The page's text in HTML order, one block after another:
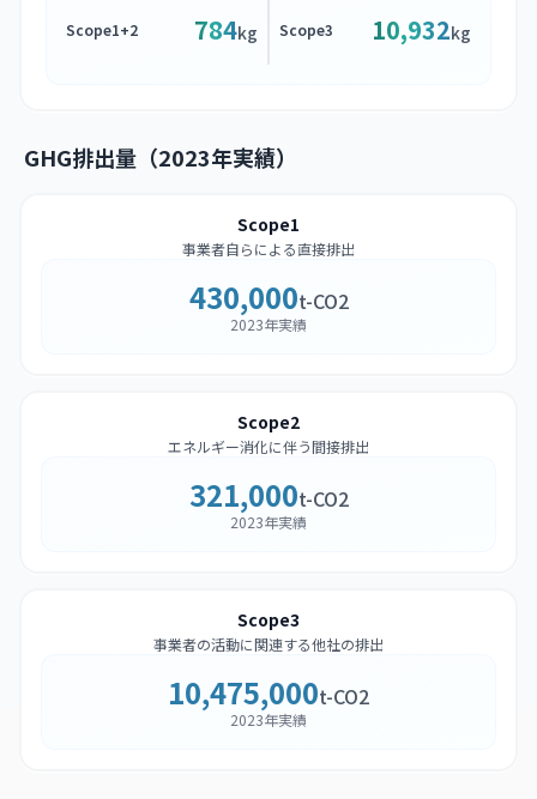
Scope1+2 784kg Scope3 10,932kg
GHG排出量（2023年実績）
Scope1
事業者自らによる直接排出
430,000t-CO2
2023年実績
Scope2
エネルギー消化に伴う間接排出
321,000t-CO2
2023年実績
Scope3
事業者の活動に関連する他社の排出
10,475,000t-CO2
2023年実績